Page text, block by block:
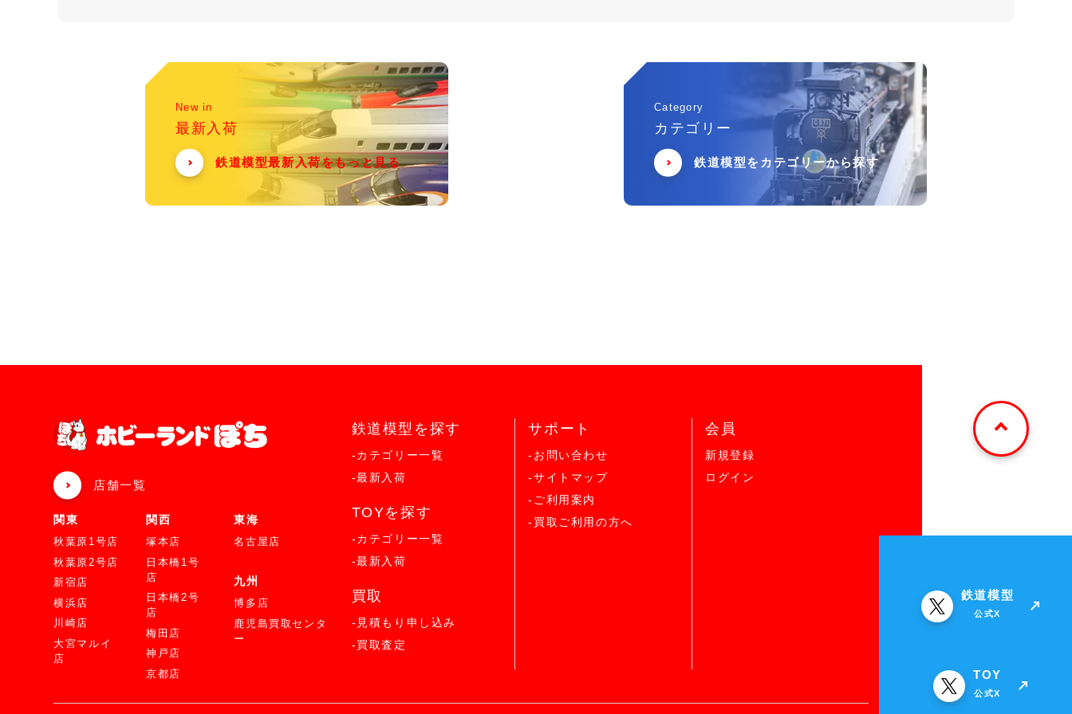
New in
最新入荷
鉄道模型最新入荷をもっと見る
Category
カテゴリー
鉄道模型をカテゴリーから探す
店舗一覧
関東
秋葉原1号店
秋葉原2号店
新宿店
横浜店
川崎店
大宮マルイ
店
関西
塚本店
日本橋1号
店
日本橋2号
店
梅田店
神戸店
京都店
東海
名古屋店
九州
博多店
鹿児島買取センタ
ー
鉄道模型を探す
-カテゴリー一覧
-最新入荷
TOYを探す
-カテゴリー一覧
-最新入荷
買取
-見積もり申し込み
-買取査定
サポート
-お問い合わせ
-サイトマップ
-ご利用案内
-買取ご利用の方へ
会員
新規登録
ログイン
鉄道模型
公式X
TOY
公式X